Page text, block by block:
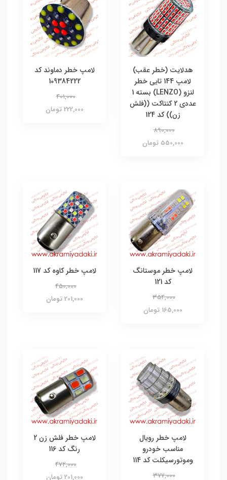
هدلایت (خطر عقب)
لامپ 144 تایی خطر
لنزو (LENZO) بسته 1
عددی 2 کنتاکت ((فلش
زن)) کد 124
890,000
550,000 تومان
لامپ خطر دماوند کد
109384222
401,000
222,000 تومان
لامپ خطر موستانگ
کد 121
354,000
165,000 تومان
لامپ خطر کاوه کد 117
450,000
201,000 تومان
لامپ خطر رویال
مناسب خودرو
وموتورسیکلت کد 114
377,000
لامپ خطر فلش زن 2
رنگ کد 116
472,000
201,000 تومان